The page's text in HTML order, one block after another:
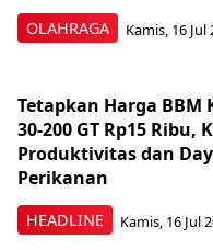
OLAHRAGA Kamis, 16 Jul
HEADLINE
Tetapkan Harga BBM
30-200 GT Rp15 Ribu,
Produktivitas dan
Perikanan
Kamis, 16 Jul